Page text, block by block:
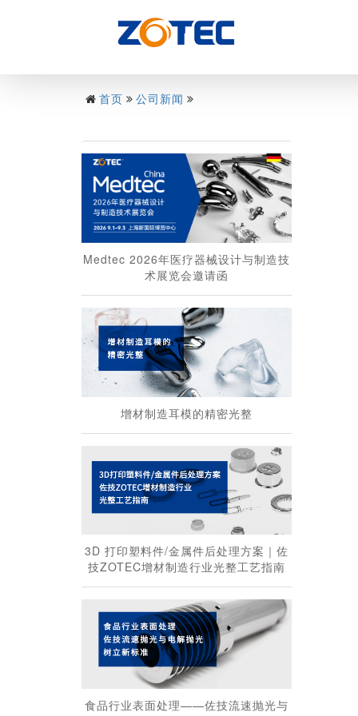
首页 公司新闻
Medtec 2026年医疗器械设计与制造技
术展览会邀请函
增材制造耳模的精密光整
3D 打印塑料件/金属件后处理方案｜佐
技ZOTEC增材制造行业光整工艺指南
食品行业表面处理——佐技流速抛光与